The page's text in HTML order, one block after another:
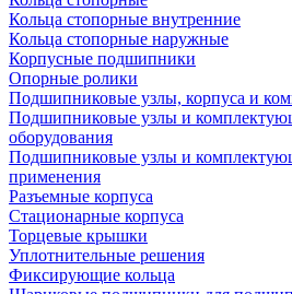
Кольца стопорные внутренние
Кольца стопорные наружные
Корпусные подшипники
Опорные ролики
Подшипниковые узлы, корпуса и
Подшипниковые узлы и
оборудования
Подшипниковые узлы и
применения
Разъемные корпуса
Стационарные корпуса
Торцевые крышки
Уплотнительные решения
Фиксирующие кольца